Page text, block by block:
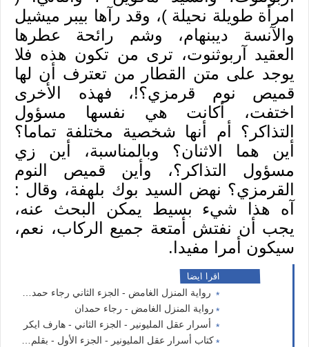
امرأة طويلة نحيلة )، وقد رآها بيبر ميشيل
والآنسة ديبنهام، وشم رائحة عطرها
العقيد آربوثنوت، ترى من تكون هذه فلا
يوجد على متن القطار من تعترف أن لها
قميص نوم قرمزي؟!، فهذه الأخرى
اختفت، أكانت هي نفسها مسؤول
التذاكر؟ أم أنها شخصية مختلفة تماما؟
أين هما الاثنان؟ وبالمناسبة، أين زي
مسؤول التذاكر؟، وأين قميص النوم
القرمزي؟ نهض السيد بوك بلهفة، وقال :
آه هذا شيء بسيط يمكن البحث عنه،
يجب أن نفتش أمتعة جميع الركاب، نعم،
سيكون أمرا مفيدا.
اقرا ايضا
رواية المنزل الغامض - الجزء الثاني رجاء حمدان.
رواية المنزل الغامض - رجاء حمدان
أسرار عقل المليونير - الجزء الثاني - هارف ايكر
كتاب أسرار عقل المليونير - الجزء الأول - بقلم: هارف إيكر